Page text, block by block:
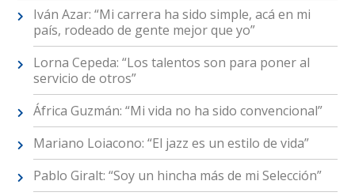
Iván Azar: “Mi carrera ha sido simple, acá en mi
país, rodeado de gente mejor que yo”
Lorna Cepeda: “Los talentos son para poner al
servicio de otros”
África Guzmán: “Mi vida no ha sido convencional”
Mariano Loiacono: “El jazz es un estilo de vida”
Pablo Giralt: “Soy un hincha más de mi Selección”